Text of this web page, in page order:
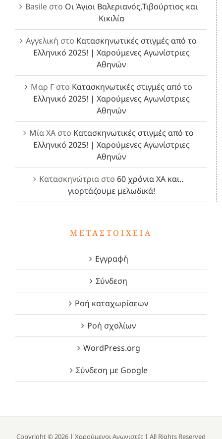
Basileστο Οι Άγιοι Βαλεριανός,Τιβούρτιος και
Κικιλία
Αγγελική στο Κατασκηνωτικές στιγμές από το
Ελληνικό 2025! | Χαρούμενες Αγωνίστριες
Αθηνών
Μαρ Γστο Κατασκηνωτικές στιγμές από το
Ελληνικό 2025! | Χαρούμενες Αγωνίστριες
Αθηνών
Μία ΧΑστο Κατασκηνωτικές στιγμές από το
Ελληνικό 2025! | Χαρούμενες Αγωνίστριες
Αθηνών
Κατασκηνώτρια στο 60 χρόνια ΧΑ και..
γιορτάζουμε μελωδικά!
ΜΕΤΑΣΤΟΙΧΕΊΑ
Εγγραφή
Σύνδεση
Ροή καταχωρίσεων
Ροή σχολίων
WordPress.org
Σύνδεση με Google
Copyright © 2026 | Χαρούμενοι Αγωνιστές | All Rights Reserved